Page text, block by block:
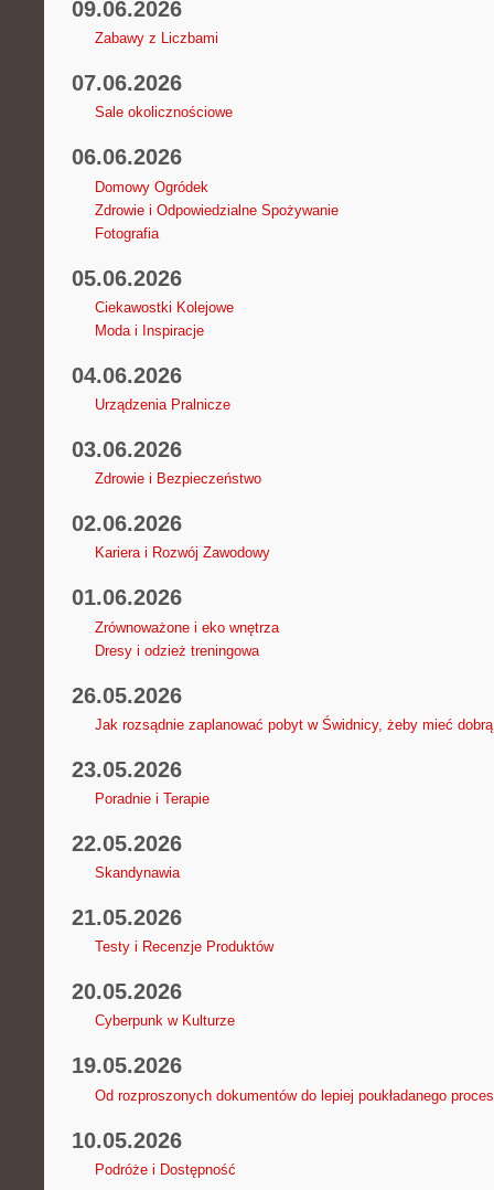
09.06.2026
Zabawy z Liczbami
07.06.2026
Sale okolicznościowe
06.06.2026
Domowy Ogródek
Zdrowie i Odpowiedzialne Spożywanie
Fotografia
05.06.2026
Ciekawostki Kolejowe
Moda i Inspiracje
04.06.2026
Urządzenia Pralnicze
03.06.2026
Zdrowie i Bezpieczeństwo
02.06.2026
Kariera i Rozwój Zawodowy
01.06.2026
Zrównoważone i eko wnętrza
Dresy i odzież treningowa
26.05.2026
Jak rozsądnie zaplanować pobyt w Świdnicy, żeby mieć
23.05.2026
Poradnie i Terapie
22.05.2026
Skandynawia
21.05.2026
Testy i Recenzje Produktów
20.05.2026
Cyberpunk w Kulturze
19.05.2026
Od rozproszonych dokumentów do lepiej poukładanego
10.05.2026
Podróże i Dostępność